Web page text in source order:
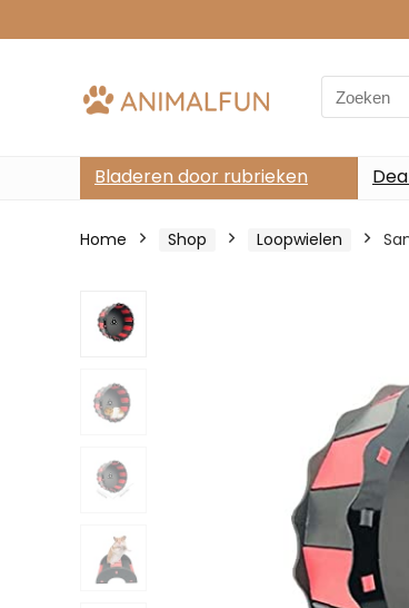
Search
for:
Bladeren door rubrieken
Home Shop Loopwielen